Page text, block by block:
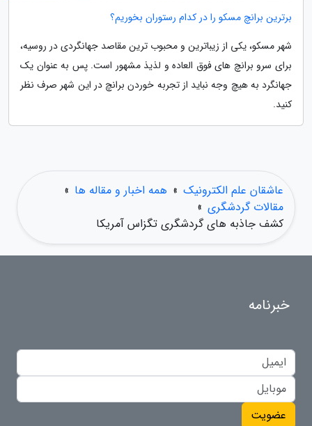
برترین برانچ مسکو را در کدام رستوران بخوریم؟
شهر مسکو، یکی از زیباترین و محبوب ترین مقاصد جهانگردی در روسیه،
برای سرو برانچ های فوق العاده و لذیذ مشهور است. پس به عنوان یک
جهانگرد به هیچ وجه نباید از تجربه خوردن برانچ در این شهر صرف نظر
کنید.
عاشقان علم الکترونیک » همه اخبار و مقاله ها »
مقالات گردشگری »
کشف جاذبه های گردشگری تگزاس آمریکا
خبرنامه
عضویت